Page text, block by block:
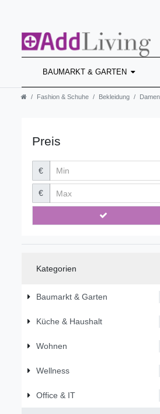
BAUMARKT & GARTEN
Fashion & Schuhe Bekleidung
Preis
€
€
Kategorien
Baumarkt & Garten
Küche & Haushalt
Wohnen
Wellness
Office & IT